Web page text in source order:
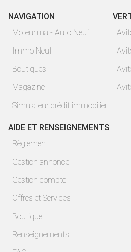
NAVIGATION
Moteur.ma - Auto Neuf
Immo Neuf
Boutiques
Magazine
Simulateur crédit immobilier
AIDE ET RENSEIGNEMENTS
Règlement
Gestion annonce
Gestion compte
Offres et Services
Boutique
Renseignements